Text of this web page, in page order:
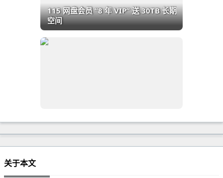
115 网盘会员 “8 年 VIP” 送 30TB 长期
空间
关于本文